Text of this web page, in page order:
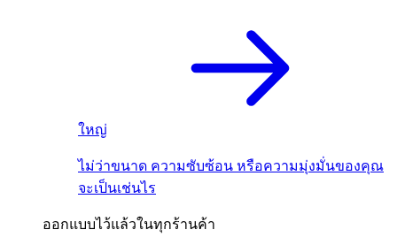
ใหญ่
ไม่ว่าขนาด ความซับซ้อน หรือความมุ่งมั่นของคุณ
จะเป็นเช่นไร
ออกแบบไว้แล้วในทุกร้านค้า